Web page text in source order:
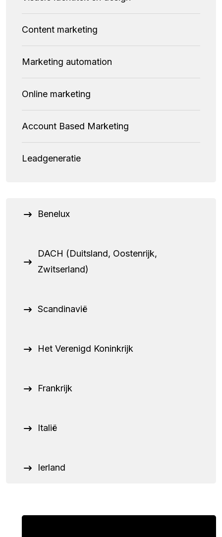
Content marketing
Marketing automation
Online marketing
Account Based Marketing
Leadgeneratie
Benelux
DACH (Duitsland, Oostenrijk,
Zwitserland)
Scandinavië
Het Verenigd Koninkrijk
Frankrijk
Italië
Ierland